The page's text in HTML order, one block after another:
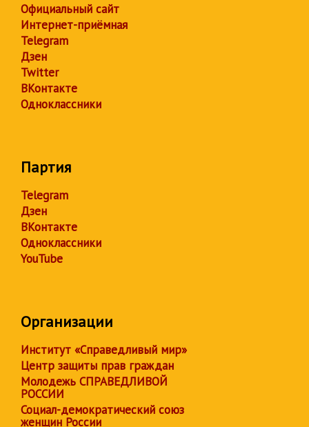
Официальный сайт
Интернет-приёмная
Telegram
Дзен
Twitter
ВКонтакте
Одноклассники
Партия
Telegram
Дзен
ВКонтакте
Одноклассники
YouTube
Организации
Институт «Справедливый мир»
Центр защиты прав граждан
Молодежь СПРАВЕДЛИВОЙ
РОССИИ
Социал-демократический союз
женщин России